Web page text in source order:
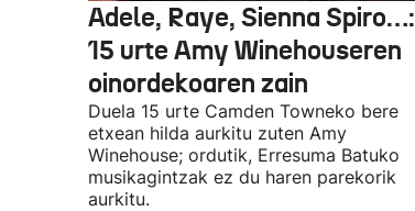
Adele, Raye, Sienna Spiro…:
15 urte Amy Winehouseren
oinordekoaren zain
Duela 15 urte Camden Towneko bere
etxean hilda aurkitu zuten Amy
Winehouse; ordutik, Erresuma Batuko
musikagintzak ez du haren parekorik
aurkitu.